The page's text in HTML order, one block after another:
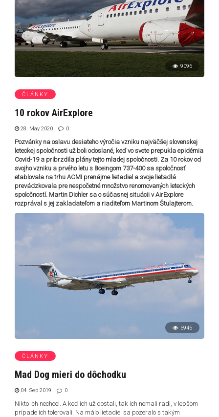
9096
ČLÁNKY
10 rokov AirExplore
28. May 2020 0
Pozvánky na oslavu desiateho výročia vzniku najväčšej slovenskej
leteckej spoločnosti už boli odoslané, keď vo svete prepukla epidémia
Covid-19 a pribrzdila plány tejto mladej spoločnosti. Za 10 rokov od
svojho vzniku a prvého letu s Boeingom 737-400 sa spoločnosť
etablovala na trhu ACMI prenájme lietadiel a svoje lietadlá
prevádzkovala pre nespočetné množstvo renomovaných leteckých
spoločností. Martin Dichler sa o súčasnej situácii v AirExplore
rozprával s jej zakladateľom a riaditeľom Martinom Štulajterom.
5945
ČLÁNKY
Mad Dog mieri do dôchodku
04. Sep 2019 0
Nikto ich nechcel. A keď ich už dostali, tak ich nemali radi, v lepšom
prípade ich tolerovali. Na málo lietadiel sa pozeralo s takým